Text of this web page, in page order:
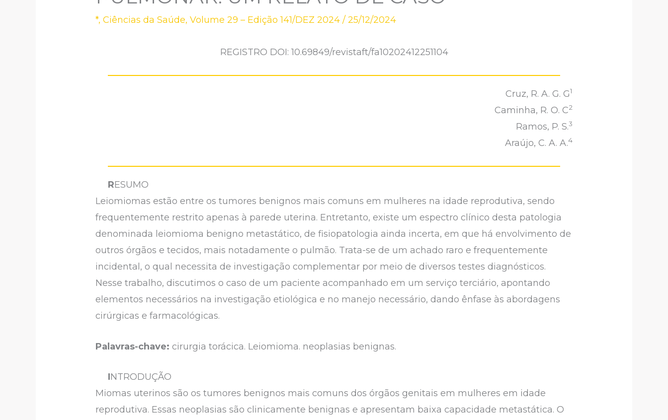
*,Ciências da Saúde,Volume 29 – Edição 141/DEZ 2024 /25/12/2024
REGISTRO DOI: 10.69849/revistaft/fa10202412251104
Cruz, R. A. G. G1
Caminha, R. O. C2
Ramos, P. S.3
Araújo, C. A. A.4
RESUMO
Leiomiomas estão entre os tumores benignos mais comuns em mulheres na idade reprodutiva, sendo
frequentemente restrito apenas à parede uterina. Entretanto, existe um espectro clínico desta patologia
denominada leiomioma benigno metastático, de fisiopatologia ainda incerta, em que há envolvimento de
outros órgãos e tecidos, mais notadamente o pulmão. Trata-se de um achado raro e frequentemente
incidental, o qual necessita de investigação complementar por meio de diversos testes diagnósticos.
Nesse trabalho, discutimos o caso de um paciente acompanhado em um serviço terciário, apontando
elementos necessários na investigação etiológica e no manejo necessário, dando ênfase às abordagens
cirúrgicas e farmacológicas.
Palavras-chave: cirurgia torácica. Leiomioma. neoplasias benignas.
INTRODUÇÃO
Miomas uterinos são os tumores benignos mais comuns dos órgãos genitais em mulheres em idade
reprodutiva. Essas neoplasias são clinicamente benignas e apresentam baixa capacidade metastática. O